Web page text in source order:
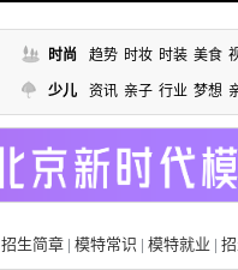
时尚 趋势 时妆 时装 美食
少儿 资讯 亲子 行业 梦想
招生简章 | 模特常识 | 模特就业 |